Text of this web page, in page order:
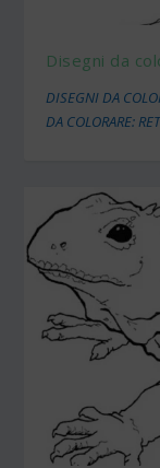
Disegni da
DISEGNI DA
DA COLORARE: